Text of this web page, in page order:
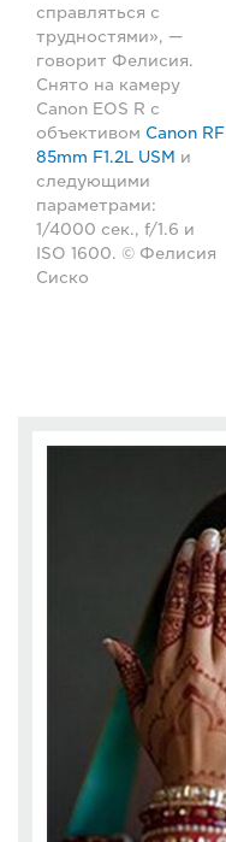
справляться с
трудностями», —
говорит Фелисия.
Снято на камеру
Canon EOS R с
объективом Canon RF
85mm F1.2L USM и
следующими
параметрами:
1/4000 сек., f/1.6 и
ISO 1600. © Фелисия
Сиско